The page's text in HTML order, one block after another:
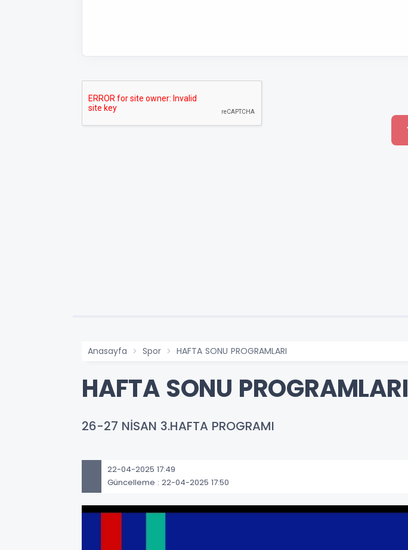
Anasayfa Spor HAFTA SONU PROGRAMLARI
HAFTA SONU PROGRAMLARI
26-27 NİSAN 3.HAFTA PROGRAMI
22-04-2025 17:49
Güncelleme : 22-04-2025 17:50